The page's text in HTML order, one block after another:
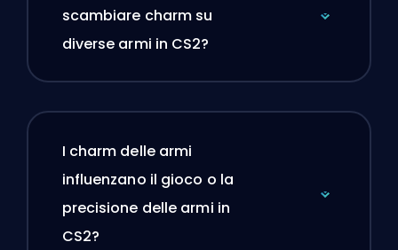
scambiare charm su
diverse armi in CS2?
I charm delle armi
influenzano il gioco o la
precisione delle armi in
CS2?